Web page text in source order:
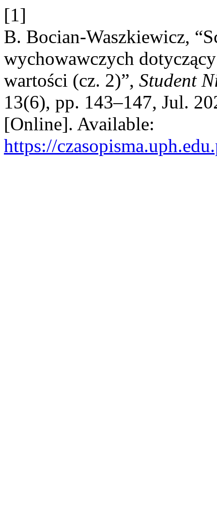
[1]
B. Bocian-Waszkiewicz,
wychowawczych
wartości (cz. 2)”, Student
13(6), pp. 143–147, Jul.
[Online]. Available:
https://